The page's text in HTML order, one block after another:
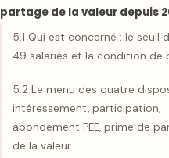
partage de la valeur depuis
5.1 Qui est concerné : le seuil
49 salariés et la condition de
5.2 Le menu des quatre
intéressement, participation,
abondement PEE, prime de
de la valeur